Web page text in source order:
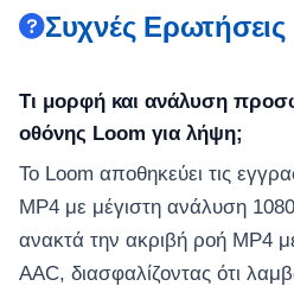
Συχνές Ερωτήσεις
Τι μορφή και ανάλυση
οθόνης Loom για λήψη;
Το Loom αποθηκεύει τις
MP4 με μέγιστη ανάλυση
ανακτά την ακριβή ροή MP4
AAC, διασφαλίζοντας ότι